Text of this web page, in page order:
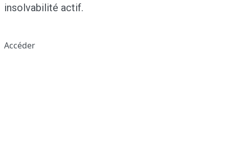
insolvabilité actif.
Accéder